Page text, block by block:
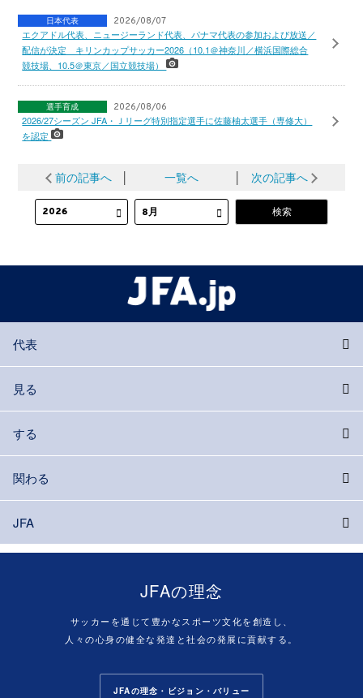
日本代表 2026/08/07
エクアドル代表、ニュージーランド代表、パナマ代表の参加および放送／
配信が決定 キリンカップサッカー2026（10.1＠神奈川／横浜国際総合
競技場、10.5＠東京／国立競技場）
選手育成 2026/08/06
2026/27シーズン JFA・Ｊリーグ特別指定選手に佐藤柚太選手（専修大）
を認定
前の記事へ 一覧へ 次の記事へ
代表
見る
する
関わる
JFA
JFAの理念
サッカーを通じて豊かなスポーツ文化を創造し、
人々の心身の健全な発達と社会の発展に貢献する。
JFAの理念・ビジョン・バリュー